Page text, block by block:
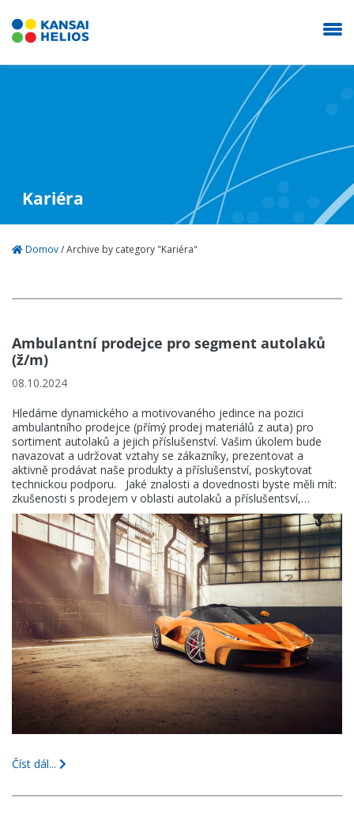
Kariéra
Domov/Archive by category "Kariéra"
Ambulantní prodejce pro segment autolaků
(ž/m)
08.10.2024
Hledáme dynamického a motivovaného jedince na pozici
ambulantního prodejce (přímý prodej materiálů z auta) pro
sortiment autolaků a jejich příslušenství. Vašim úkolem bude
navazovat a udržovat vztahy se zákazníky, prezentovat a
aktivně prodávat naše produkty a příslušenství, poskytovat
technickou podporu. Jaké znalosti a dovednosti byste měli mít:
zkušenosti s prodejem v oblasti autolaků a příslušentsví,…
Číst dál...
Aktuality
Kontakty
KANSAI HELIOS CZ s.r.o.
Sokolovská 115
686 01 Uherské Hradiště
Česká Republika